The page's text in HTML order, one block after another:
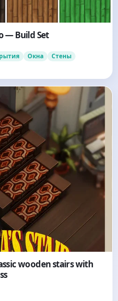
— Build Set
Окна
Стены
wooden stairs with